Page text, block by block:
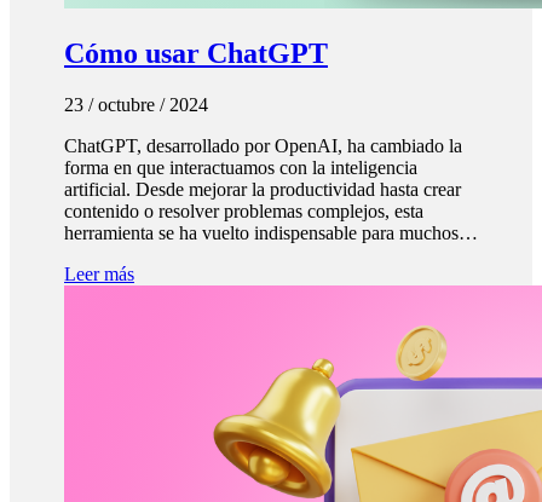
Cómo usar ChatGPT
23 / octubre / 2024
ChatGPT, desarrollado por OpenAI, ha cambiado la
forma en que interactuamos con la inteligencia
artificial. Desde mejorar la productividad hasta crear
contenido o resolver problemas complejos, esta
herramienta se ha vuelto indispensable para muchos…
Leer más